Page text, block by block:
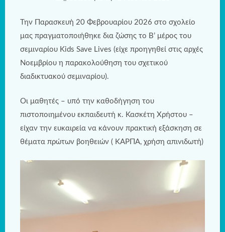
Την Παρασκευή 20 Φεβρουαρίου 2026 στο σχολείο
μας πραγματοποιήθηκε δια ζώσης το Β’ μέρος του
σεμιναρίου Kids Save Lives (είχε προηγηθεί στις αρχές
Νοεμβρίου η παρακολούθηση του σχετικού
διαδικτυακού σεμιναρίου).
Οι μαθητές – υπό την καθοδήγηση του
πιστοποιημένου εκπαιδευτή κ. Κασκέτη Χρήστου –
είχαν την ευκαιρεία να κάνουν πρακτική εξάσκηση σε
θέματα πρώτων βοηθειών ( ΚΑΡΠΑ, χρήση απινιδωτή)